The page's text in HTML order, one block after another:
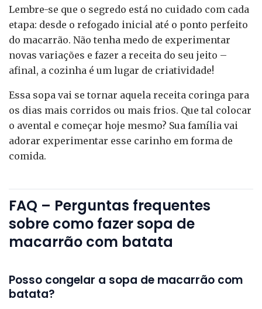
Lembre-se que o segredo está no cuidado com cada
etapa: desde o refogado inicial até o ponto perfeito
do macarrão. Não tenha medo de experimentar
novas variações e fazer a receita do seu jeito –
afinal, a cozinha é um lugar de criatividade!
Essa sopa vai se tornar aquela receita coringa para
os dias mais corridos ou mais frios. Que tal colocar
o avental e começar hoje mesmo? Sua família vai
adorar experimentar esse carinho em forma de
comida.
FAQ – Perguntas frequentes
sobre como fazer sopa de
macarrão com batata
Posso congelar a sopa de macarrão com
batata?